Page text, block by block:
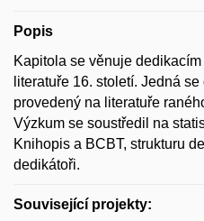
Popis
Kapitola se věnuje
literatuře 16. století. Jedná
provedený na literatuře
Výzkum se soustředil na
Knihopis a BCBT, strukturu
dedikátoři.
Související projekty: